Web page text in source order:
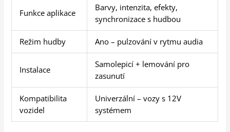
Funkce aplikace
Barvy, intenzita, efekty,
synchronizace s hudbou
Režim hudby Ano – pulzování v rytmu audia
Instalace
Samolepicí + lemování pro
zasunutí
Kompatibilita
vozidel
Univerzální – vozy s 12V
systémem